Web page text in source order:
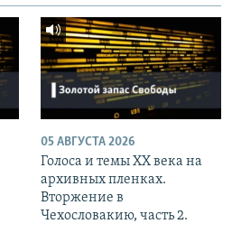
05 АВГУСТА 2026
Голоса и темы XX века на
архивных пленках.
Вторжение в
Чехословакию, часть 2.